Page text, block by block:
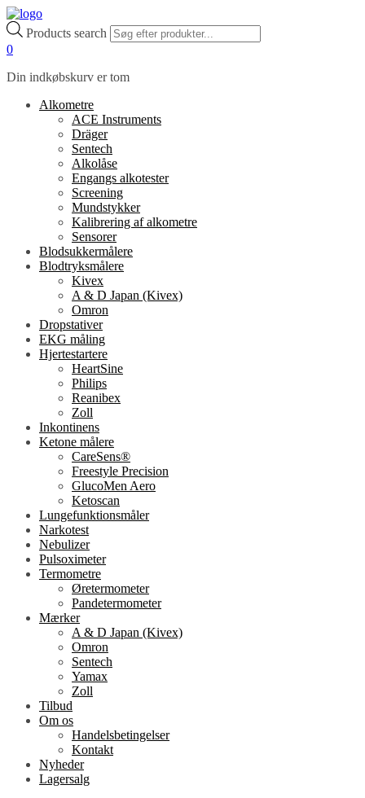
Products search
0
Din indkøbskurv er tom
Alkometre
ACE Instruments
Dräger
Sentech
Alkolåse
Engangs alkotester
Screening
Mundstykker
Kalibrering af alkometre
Sensorer
Blodsukkermålere
Blodtryksmålere
Kivex
A & D Japan (Kivex)
Omron
Dropstativer
EKG måling
Hjertestartere
HeartSine
Philips
Reanibex
Zoll
Inkontinens
Ketone målere
CareSens®
Freestyle Precision
GlucoMen Aero
Ketoscan
Lungefunktionsmåler
Narkotest
Nebulizer
Pulsoximeter
Termometre
Øretermometer
Pandetermometer
Mærker
A & D Japan (Kivex)
Omron
Sentech
Yamax
Zoll
Tilbud
Om os
Handelsbetingelser
Kontakt
Nyheder
Lagersalg